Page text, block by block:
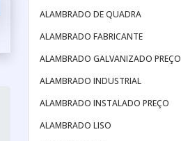
ALAMBRADO DE QUADRA
ALAMBRADO FABRICANTE
ALAMBRADO GALVANIZADO PREÇO
ALAMBRADO INDUSTRIAL
ALAMBRADO INSTALADO PREÇO
ALAMBRADO LISO